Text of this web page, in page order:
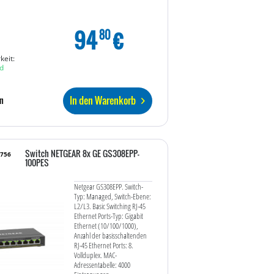
9480€
In den Warenkorb
Switch NETGEAR 8x GE GS308EPP-
100PES
Netgear GS308EPP. Switch-
Typ: Managed, Switch-Ebene:
L2/L3. Basic Switching RJ-45
Ethernet Ports-Typ: Gigabit
Ethernet (10/100/1000),
Anzahl der basisschaltenden
RJ-45 Ethernet Ports: 8.
Vollduplex. MAC-
Adressentabelle: 4000